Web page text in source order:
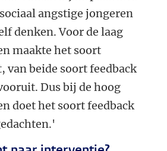
angstige jongeren
denken. Voor de laag
maakte het soort
van beide soort feedback
Dus bij de hoog
doet het soort feedback